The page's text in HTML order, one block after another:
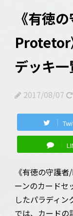
《有徳
Protetor
デッキ
2017/08/07
《有徳の守護
ーンのカードセ
したパラディン
では、カードの